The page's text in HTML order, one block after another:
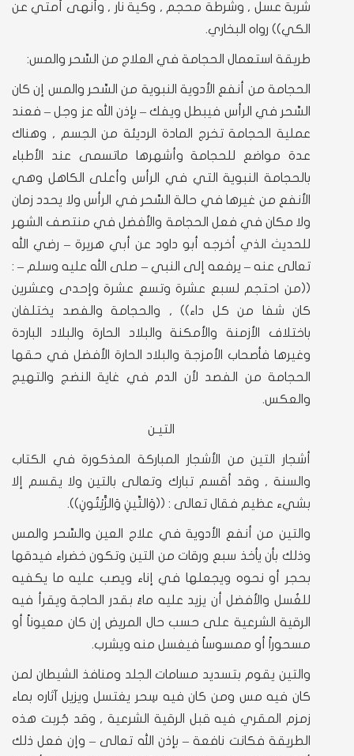
شربة عسل , وشرطة محجم , وكية نار , وأنهى أمتي عن
الكي)) رواه البخاري.
طريقة استعمال الحجامة في العلاج من السِّحر والمس:
الحجامة من أنفع الأدوية النبوية من السِّحر والمس إن كان
السِّحر في الرأس فيبطل ويفك – بإذن الله عز وجل – فعند
عملية الحجامة تخرج المادة الرديئة من الجسم , وهناك
عدة مواضع للحجامة وأشهرها ماتسمى عند الأطباء
بالحجامة النبوية التي في الرأس وأعلى الكاهل وهي
الأنفع من غيرها في حالة السِّحر في الرأس ولا يحدد زمان
ولا مكان في فعل الحجامة والأفضل في منتصف الشهر
للحديث الذي أخرجه أبو داود عن أبي هريرة – رضي الله
تعالى عنه – يرفعه إلى النبي – صلى الله عليه وسلم – :
((من احتجم لسبع عشرة وتسع عشرة وإحدى وعشرين
كان شفا من كل داء)) , والحجامة والفصد يختلفان
باختلاف الأزمنة والأمكنة والبلاد الحارة والبلاد الباردة
وغيرها فأصحاب الأمزجة والبلاد الحارة الأفضل في حقها
الحجامة من الفصد لأن الدم في غاية النضج والتهيج
والعكس.
التيـن
أشجار التين من الأشجار المباركة المذكورة في الكتاب
والسنة , وقد أقسم تبارك وتعالى بالتين ولا يقسم إلا
بشيء عظيم فقال تعالى : ((وَالتِّينِ وَالزَّيْتُونِ)).
والتين من أنفع الأدوية في علاج العين والسِّحر والمس
وذلك بأن يأخذ سبع ورقات من التين وتكون خضراء فيدقها
بحجر أو نحوه ويجعلها في إناء ويصب عليه ما يكفيه
للغُسل والأفضل أن يزيد عليه ماءً بقدر الحاجة ويقرأ فيه
الرقية الشرعية على حسب حال المريض إن كان معيوناً أو
مسحوراً أو ممسوساً فيغسل منه ويشرب.
والتين يقوم بتسديد مسامات الجلد ومنافذ الشيطان لمن
كان فيه مس ومن كان فيه سِحر يغتسل ويزيل آثاره بماء
زمزم المقري فيه قبل الرقية الشرعية , وقد جُربت هذه
الطريقة فكانت نافعة – بإذن الله تعالى – وإن فعل ذلك